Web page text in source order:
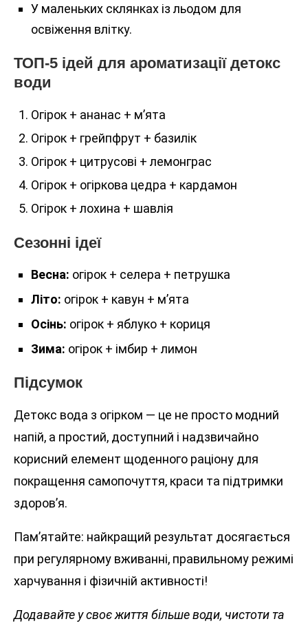
У маленьких склянках із льодом для
освіження влітку.
ТОП-5 ідей для ароматизації детокс
води
Огірок + ананас + м’ята
Огірок + грейпфрут + базилік
Огірок + цитрусові + лемонграс
Огірок + огіркова цедра + кардамон
Огірок + лохина + шавлія
Сезонні ідеї
Весна: огірок + селера + петрушка
Літо: огірок + кавун + м’ята
Осінь: огірок + яблуко + кориця
Зима: огірок + імбир + лимон
Підсумок
Детокс вода з огірком — це не просто модний
напій, а простий, доступний і надзвичайно
корисний елемент щоденного раціону для
покращення самопочуття, краси та підтримки
здоров’я.
Пам’ятайте: найкращий результат досягається
при регулярному вживанні, правильному режимі
харчування і фізичній активності!
Додавайте у своє життя більше води, чистоти та